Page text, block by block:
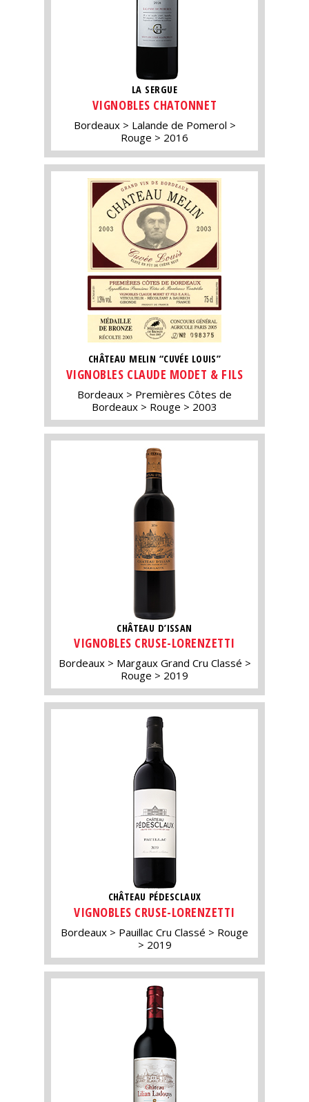
LA SERGUE
VIGNOBLES CHATONNET
Bordeaux
Lalande de Pomerol
Rouge
2016
CHÂTEAU MELIN “CUVÉE LOUIS”
VIGNOBLES CLAUDE MODET & FILS
Bordeaux
Premières Côtes de
Bordeaux
Rouge 2003
CHÂTEAU D’ISSAN
VIGNOBLES CRUSE-LORENZETTI
Bordeaux
Margaux Grand Cru Classé
Rouge
2019
CHÂTEAU PÉDESCLAUX
VIGNOBLES CRUSE-LORENZETTI
Bordeaux Pauillac Cru Classé
Rouge
2019